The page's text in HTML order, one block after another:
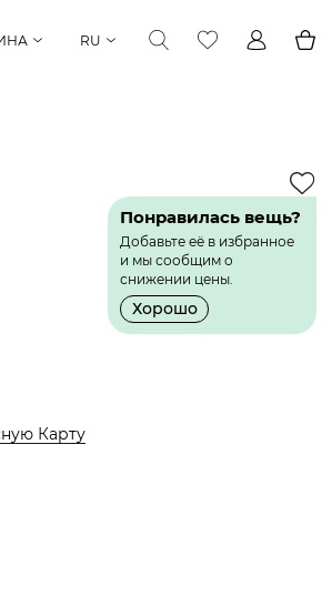
RU
Понравилась вещь?
Добавьте её в избранное
и мы сообщим о
снижении цены.
Хорошо
Карту